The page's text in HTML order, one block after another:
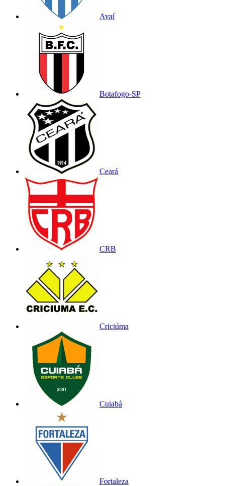
Avaí
Botafogo-SP
Ceará
CRB
Criciúma
Cuiabá
Fortaleza